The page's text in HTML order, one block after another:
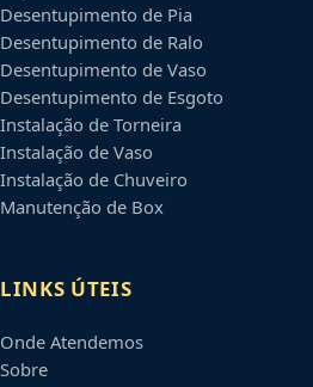
Desentupimento de Pia
Desentupimento de Ralo
Desentupimento de Vaso
Desentupimento de Esgoto
Instalação de Torneira
Instalação de Vaso
Instalação de Chuveiro
Manutenção de Box
LINKS ÚTEIS
Onde Atendemos
Sobre